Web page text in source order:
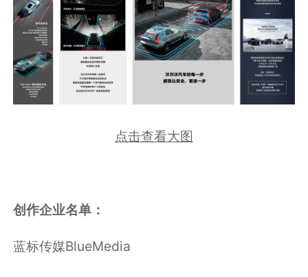
点击查看大图
创作企业名单：
蓝标传媒BlueMedia